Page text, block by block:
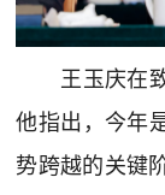
王玉庆在
他指出，今年
势跨越的关键